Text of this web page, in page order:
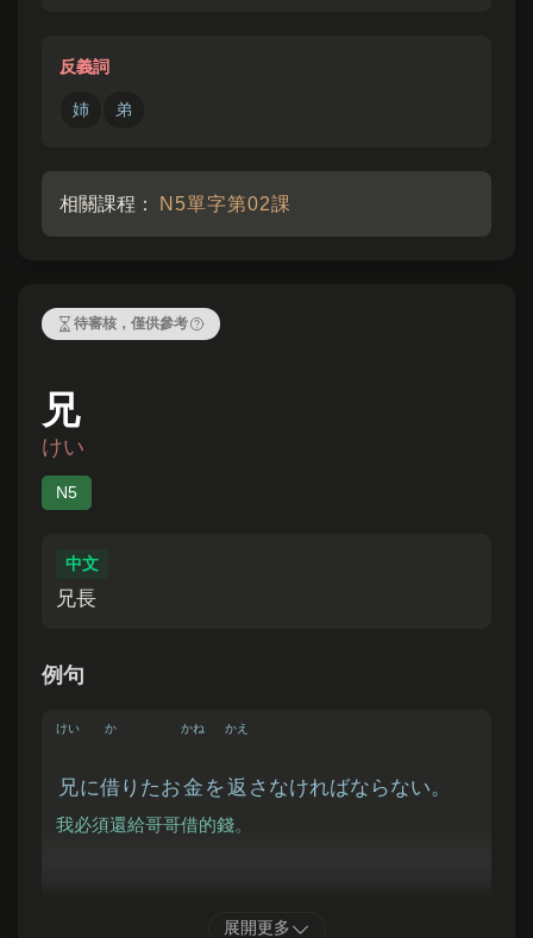
反義詞
姉 弟
相關課程： N5單字第02課
兄
けい
N5
中文
兄長
例句
兄
けい
に借
か
りたお金
かね
を返
かえ
さなければならない。
我必須還給哥哥借的錢。
展開更多